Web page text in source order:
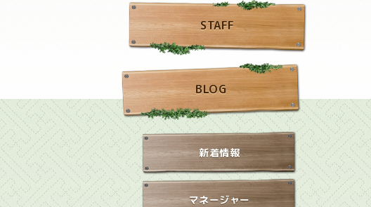
STAFF
BLOG
新着情報
マネージャー